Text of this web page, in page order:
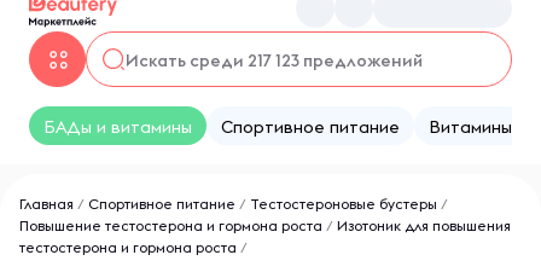
БАДы и витамины Спортивное питание Витамины
Главная / Спортивное питание / Тестостероновые бустеры /
Повышение тестостерона и гормона роста / Изотоник для повышения
тестостерона и гормона роста /